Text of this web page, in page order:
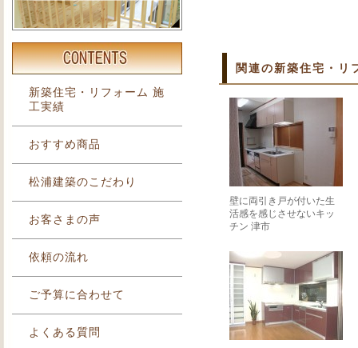
関連の新築住宅・リ
壁に両引き戸が付いた生
活感を感じさせないキッ
チン 津市
新築住宅・リフォーム 施
工実績
おすすめ商品
松浦建築のこだわり
お客さまの声
依頼の流れ
ご予算に合わせて
よくある質問